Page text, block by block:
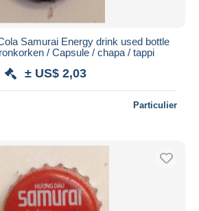
Samurai Energy drink used bottle
/ Capsule / chapa / tappi
± US$ 2,03
Particulier